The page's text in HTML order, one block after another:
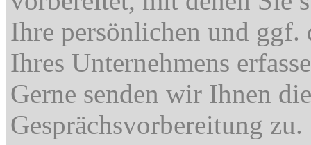
Ihre persönlichen und ggf.
Ihres Unternehmens
Gerne senden wir Ihnen
Gesprächsvorbereitung zu.